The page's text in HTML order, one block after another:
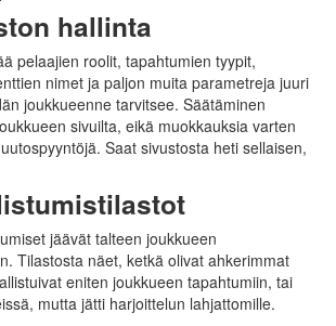
hallinta
pelaajien roolit, tapahtumien tyypit,
nimet ja paljon muita parametreja juuri
joukkueenne tarvitsee. Säätäminen
sivuilta, eikä muokkauksia varten
Saat sivustosta heti sellaisen,
jäävät talteen joukkueen
Tilastosta näet, ketkä olivat ahkerimmat
eniten joukkueen tapahtumiin, tai
mutta jätti harjoittelun lahjattomille.